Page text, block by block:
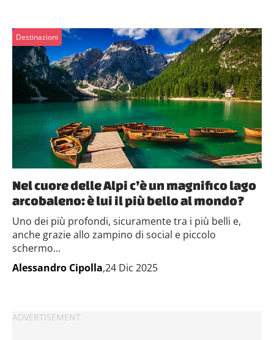
Destinazioni
Nel cuore delle Alpi c’è un magnifico lago
arcobaleno: è lui il più bello al mondo?
Uno dei più profondi, sicuramente tra i più belli e,
anche grazie allo zampino di social e piccolo
schermo...
Alessandro Cipolla,24 Dic 2025